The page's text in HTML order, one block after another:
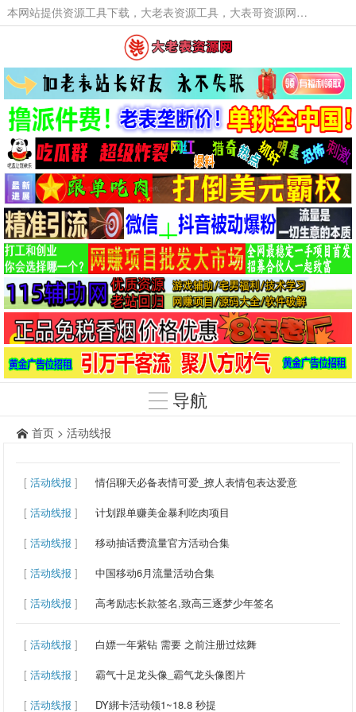
本网站提供资源工具下载，大老表资源工具，大表哥资源网软件工具，大老表资源下载，活动线报福利资源分享,活动线报，大型网游经典游戏，网络热门技术游戏辅助交流与分享。
导航
首页 > 活动线报
[活动线报 ]
情侣聊天必备表情可爱_撩人表情包表达爱意
[活动线报 ]
计划跟单赚美金暴利吃肉项目
[活动线报 ]
移动抽话费流量官方活动合集
[活动线报 ]
中国移动6月流量活动合集
[活动线报 ] 高考励志长款签名,致高三逐梦少年签名
[活动线报 ]
白嫖一年紫钻 需要 之前注册过炫舞
[活动线报 ]
霸气十足龙头像_霸气龙头像图片
[活动线报 ] DY綁卡活动领1~18.8 秒提